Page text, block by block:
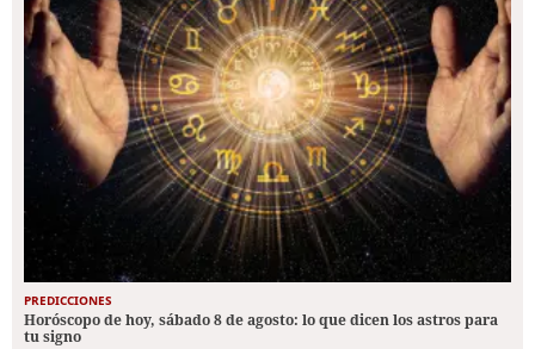
PREDICCIONES
Horóscopo de hoy, sábado 8 de agosto: lo que dicen los astros para
tu signo